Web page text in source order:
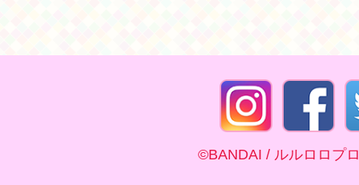
©BANDAI / ルルロロプ